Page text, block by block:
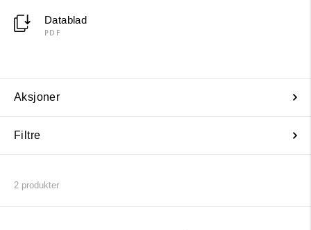
Datablad
PDF
Aksjoner
Filtre
2 produkter